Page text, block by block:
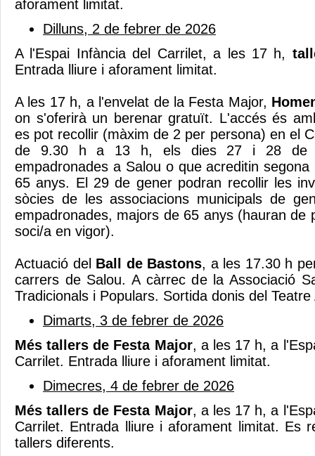
aforament limitat.
Dilluns, 2 de febrer de 2026
A l'Espai Infància del Carrilet, a les 17 h,
Entrada lliure i aforament limitat.
A les 17 h, a l'envelat de la Festa Major,
on s'oferirà un berenar gratuït. L'accés és
es pot recollir (màxim de 2 per persona) en el
de 9.30 h a 13 h, els dies 27 i 28 de
empadronades a Salou o que acreditin
65 anys. El 29 de gener podran recollir les
sòcies de les associacions municipals de
empadronades, majors de 65 anys (hauran de
soci/a en vigor).
Actuació del Ball de Bastons, a les 17.30 h
carrers de Salou. A càrrec de la Associació
Tradicionals i Populars. Sortida donis del
Dimarts, 3 de febrer de 2026
Més tallers de Festa Major, a les 17 h, a
Carrilet. Entrada lliure i aforament limitat.
Dimecres, 4 de febrer de 2026
Més tallers de Festa Major, a les 17 h, a
Carrilet. Entrada lliure i aforament limitat. Es
tallers diferents.